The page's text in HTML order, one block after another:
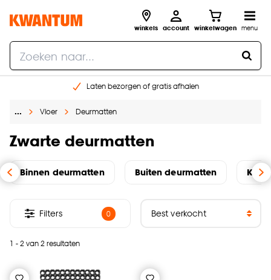
winkels account winkelwagen menu
Laten bezorgen of gratis afhalen
Gratis raam advies en opmeten aan huis
… Vloer Deurmatten
Zwarte deurmatten
Binnen deurmatten Buiten deurmatten
1 - 2 van 2 resultaten
Filters 0